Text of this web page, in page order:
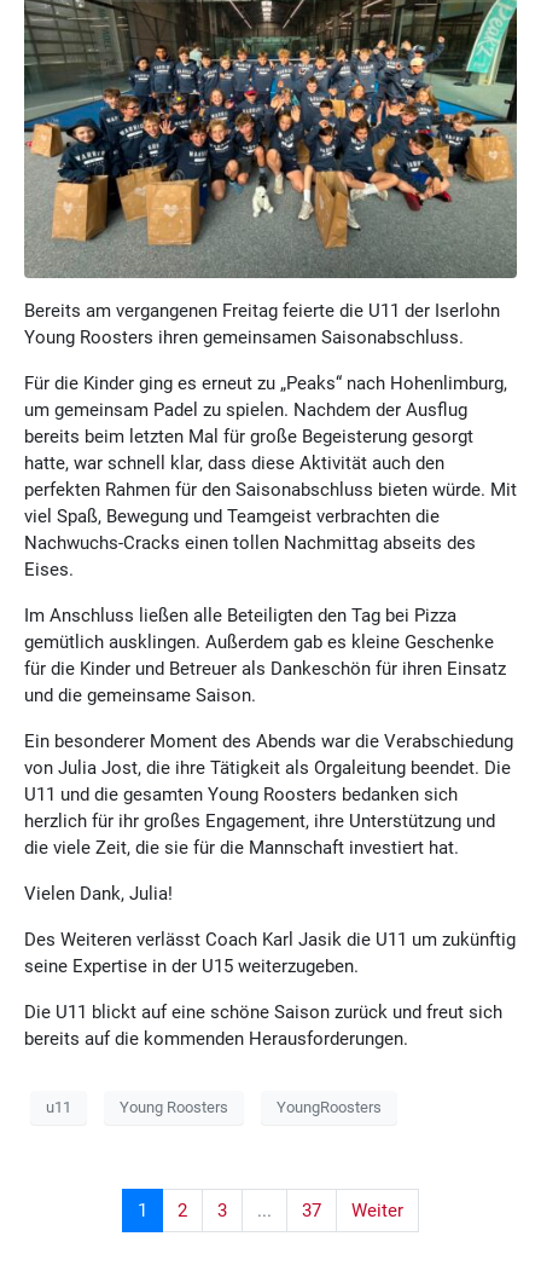
Bereits am vergangenen Freitag feierte die U11 der Iserlohn
Young Roosters ihren gemeinsamen Saisonabschluss.
Für die Kinder ging es erneut zu „Peaks“ nach Hohenlimburg,
um gemeinsam Padel zu spielen. Nachdem der Ausflug
bereits beim letzten Mal für große Begeisterung gesorgt
hatte, war schnell klar, dass diese Aktivität auch den
perfekten Rahmen für den Saisonabschluss bieten würde. Mit
viel Spaß, Bewegung und Teamgeist verbrachten die
Nachwuchs-Cracks einen tollen Nachmittag abseits des
Eises.
Im Anschluss ließen alle Beteiligten den Tag bei Pizza
gemütlich ausklingen. Außerdem gab es kleine Geschenke
für die Kinder und Betreuer als Dankeschön für ihren Einsatz
und die gemeinsame Saison.
Ein besonderer Moment des Abends war die Verabschiedung
von Julia Jost, die ihre Tätigkeit als Orgaleitung beendet. Die
U11 und die gesamten Young Roosters bedanken sich
herzlich für ihr großes Engagement, ihre Unterstützung und
die viele Zeit, die sie für die Mannschaft investiert hat.
Vielen Dank, Julia!
Des Weiteren verlässt Coach Karl Jasik die U11 um zukünftig
seine Expertise in der U15 weiterzugeben.
Die U11 blickt auf eine schöne Saison zurück und freut sich
bereits auf die kommenden Herausforderungen.
u11 Young Roosters YoungRoosters
1 2 3 ... 37 Weiter